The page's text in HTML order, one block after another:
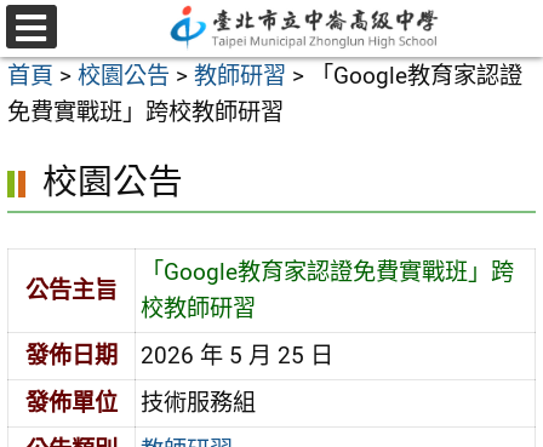
跳
至
主
要
容
選
單
首頁 > 校園公告 > 教師研習 >
「Google教育家認證
免費實戰班」跨校教師研習
校園公告
公告主旨
「Google教育家認證免費實戰班」跨
校教師研習
發佈日期
2026 年 5 月 25 日
發佈單位
技術服務組